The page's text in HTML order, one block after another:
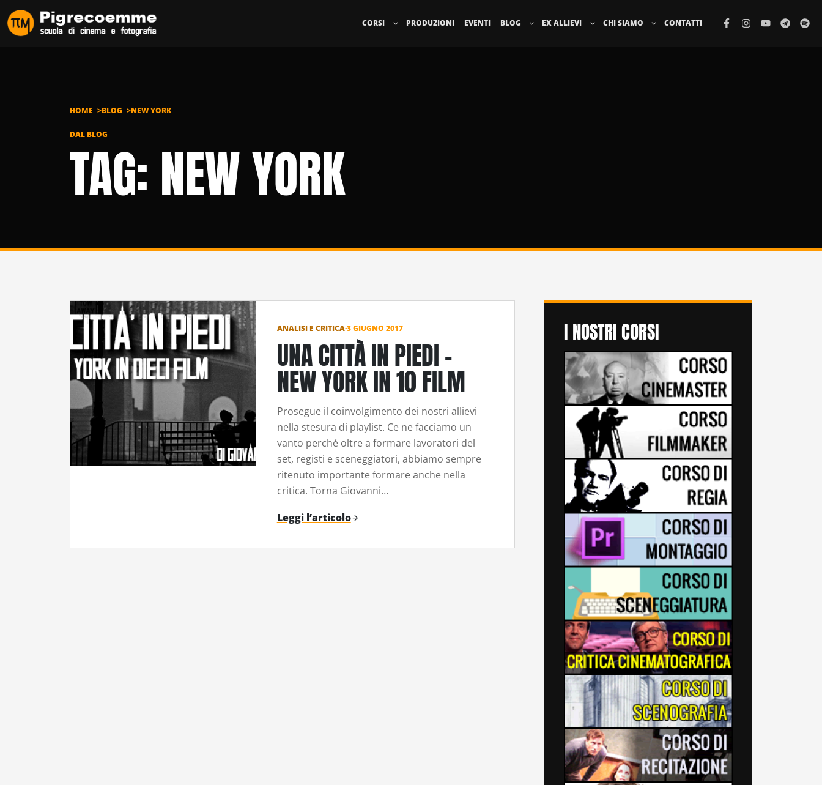
Vai al contenuto
CORSI PRODUZIONI EVENTI BLOG EX ALLIEVI CHI SIAMO CONTATTI
HOME BLOG NEW YORK
DAL BLOG
TAG: NEW YORK
ANALISI E CRITICA·3 GIUGNO 2017
UNA CITTÀ IN PIEDI –
NEW YORK IN 10 FILM
Prosegue il coinvolgimento dei nostri allievi
nella stesura di playlist. Ce ne facciamo un
vanto perché oltre a formare lavoratori del
set, registi e sceneggiatori, abbiamo sempre
ritenuto importante formare anche nella
critica. Torna Giovanni…
Leggi l’articolo
I NOSTRI CORSI